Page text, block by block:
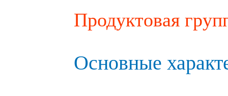
Продуктовая
Основные